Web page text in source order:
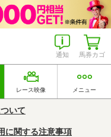
馬券カゴ
通知
レース映像 メニュー
いて
に関する注意事項